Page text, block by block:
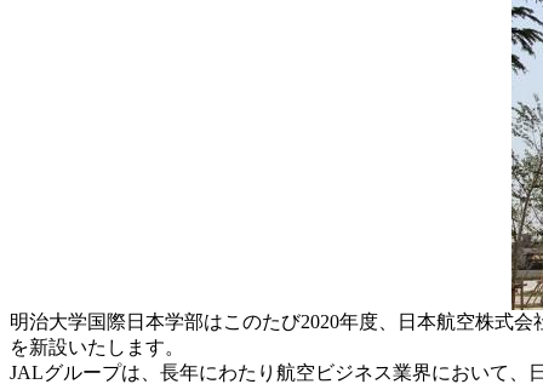
明治大学国際日本学部はこのたび2020年度、日本航空株式
を新設いたします。
JALグループは、長年にわたり航空ビジネス業界において